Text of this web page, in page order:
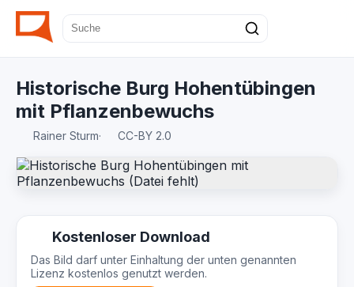
Historische Burg Hohentübingen
mit Pflanzenbewuchs
Rainer Sturm· CC-BY 2.0
Kostenloser Download
Das Bild darf unter Einhaltung der unten genannten
Lizenz kostenlos genutzt werden.